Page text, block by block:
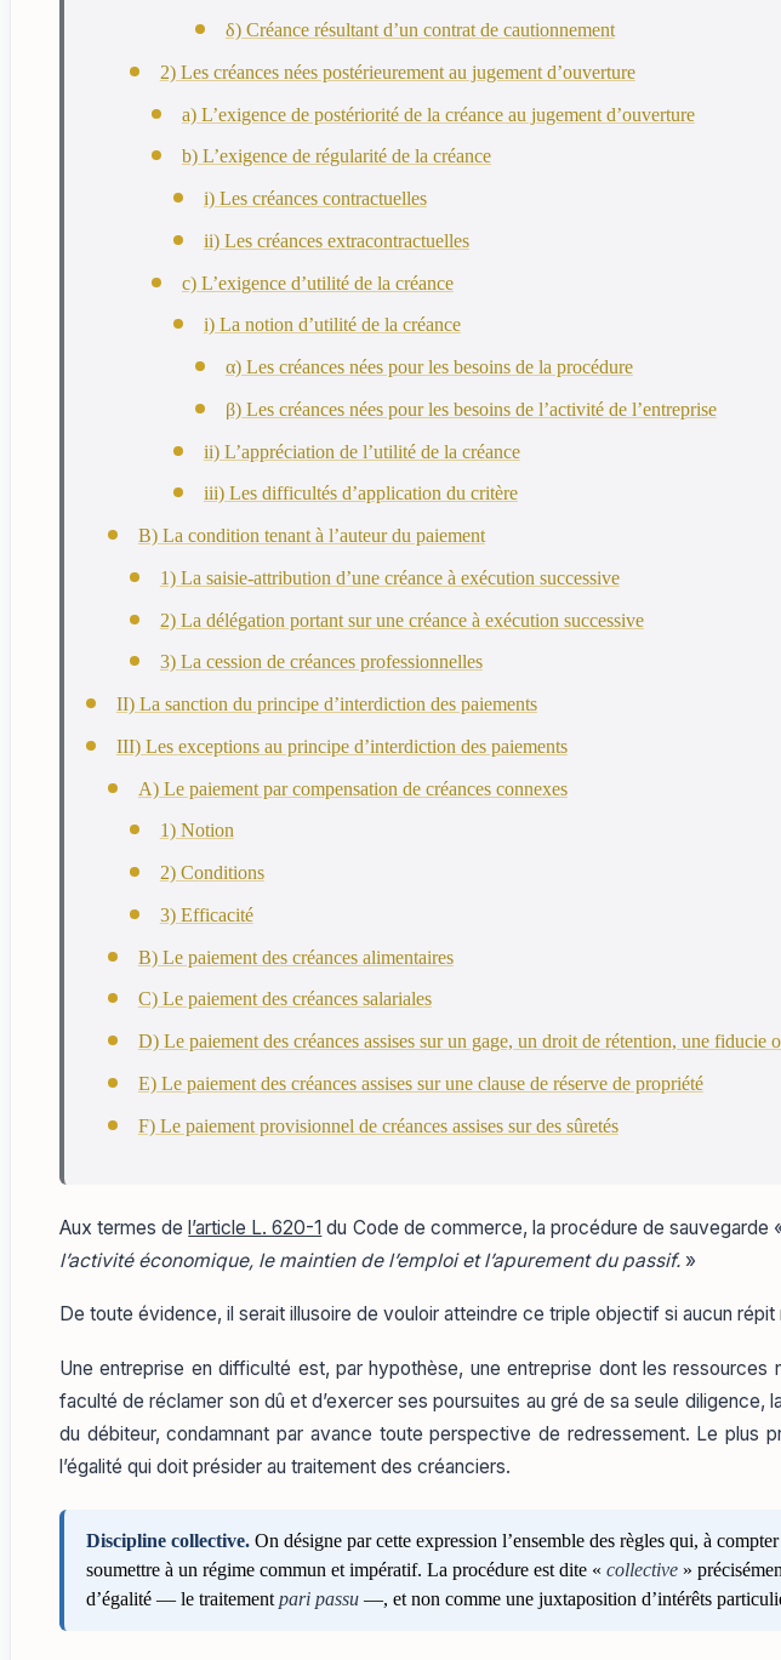
δ) Créance résultant d’un contrat de cautionnement
2) Les créances nées postérieurement au jugement d’ouverture
a) L’exigence de postériorité de la créance au jugement d’ouverture
b) L’exigence de régularité de la créance
i) Les créances contractuelles
ii) Les créances extracontractuelles
c) L’exigence d’utilité de la créance
i) La notion d’utilité de la créance
α) Les créances nées pour les besoins de la procédure
β) Les créances nées pour les besoins de l’activité de l’entreprise
ii) L’appréciation de l’utilité de la créance
iii) Les difficultés d’application du critère
B) La condition tenant à l’auteur du paiement
1) La saisie-attribution d’une créance à exécution successive
2) La délégation portant sur une créance à exécution successive
3) La cession de créances professionnelles
II) La sanction du principe d’interdiction des paiements
III) Les exceptions au principe d’interdiction des paiements
A) Le paiement par compensation de créances connexes
1) Notion
2) Conditions
3) Efficacité
B) Le paiement des créances alimentaires
C) Le paiement des créances salariales
D) Le paiement des créances assises sur un gage, un droit de rétention, une fiducie
E) Le paiement des créances assises sur une clause de réserve de propriété
F) Le paiement provisionnel de créances assises sur des sûretés
Aux termes de l’article L. 620-1 du Code de commerce, la procédure de sauvegarde
l’activité économique, le maintien de l’emploi et l’apurement du passif. »
De toute évidence, il serait illusoire de vouloir atteindre ce triple objectif si aucun
Une entreprise en difficulté est, par hypothèse, une entreprise dont les
faculté de réclamer son dû et d’exercer ses poursuites au gré de sa seule diligence,
du débiteur, condamnant par avance toute perspective de redressement. Le
l’égalité qui doit présider au traitement des créanciers.
Discipline collective. On désigne par cette expression l’ensemble des règles qui, à
soumettre à un régime commun et impératif. La procédure est dite « collective »
d’égalité — le traitement pari passu —, et non comme une juxtaposition d’intérêts